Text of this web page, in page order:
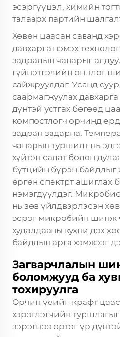
эсэргүүцэл, химийн
талаарх партийн
Хөвөн цаасан саванд
давхарга нэмэх
задралын чанарыг
гүйцэтгэлийн онцлог
сайжруулдаг. Усанд
саармагжуулах
дүнтэй устгах бөгөөд
компостлогч орчинд
задран задарна.
чанарын туршилт нь
хүйтэн салат болон
бүтцийн бүрэн байдлыг
өргөн спектрт ашиглах
нэмэгдүүлдэг.
нь зөв үйлдвэрлэсэн
эсрэг микробийн шинж
худалдааны кухни дэх
байдлын арга хэмжээг
Загварчлалын
боломжууд ба
тохируулга
Орчин үеийн крафт
хэрэглэгчийн
зэрэгцээ өртөг үр